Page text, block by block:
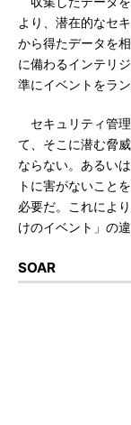
より、潜在的なセ
から得たデータを
に備わるインテリ
準にイベントをラン
セキュリティ管
て、そこに潜む脅
ならない。あるい
トに害がないこと
必要だ。これによ
けのイベント」の
SOAR